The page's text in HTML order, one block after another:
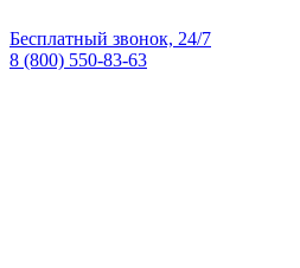
Бесплатный звонок, 24/7
8 (800) 550-83-63